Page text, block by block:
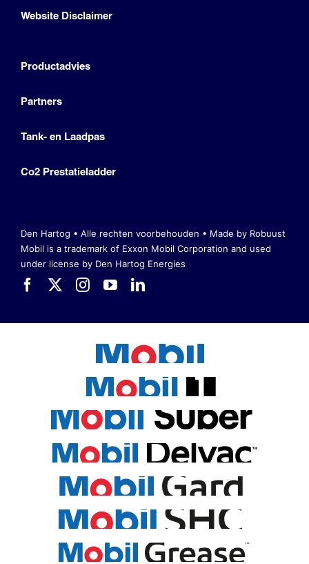
Website Disclaimer
Productadvies
Partners
Tank- en Laadpas
Co2 Prestatieladder
Den Hartog • Alle rechten voorbehouden • Made by Robuust
Mobil is a trademark of Exxon Mobil Corporation and used
under license by Den Hartog Energies